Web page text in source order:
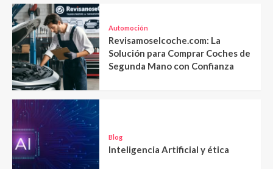
Automoción
Revisamoselcoche.com: La
Solución para Comprar Coches de
Segunda Mano con Confianza
Blog
Inteligencia Artificial y ética